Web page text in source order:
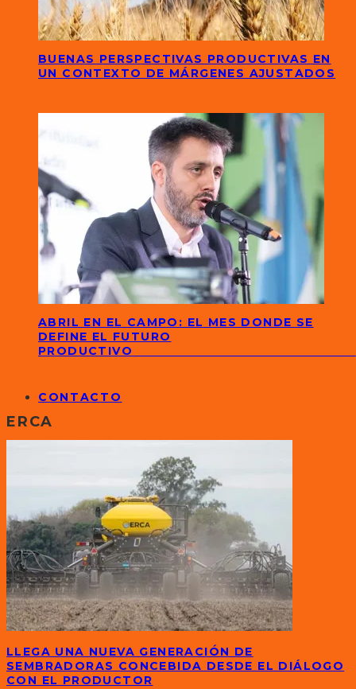
BUENAS PERSPECTIVAS PRODUCTIVAS EN
UN CONTEXTO DE MÁRGENES AJUSTADOS
ABRIL EN EL CAMPO: EL MES DONDE SE
DEFINE EL FUTURO
PRODUCTIVO
CONTACTO
ERCA
LLEGA UNA NUEVA GENERACIÓN DE
SEMBRADORAS CONCEBIDA DESDE EL DIÁLOGO
CON EL PRODUCTOR